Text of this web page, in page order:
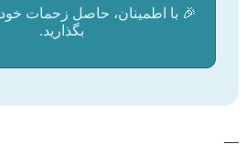
🎉 با اطمینان، حاصل زحمات
بگذارید.
—